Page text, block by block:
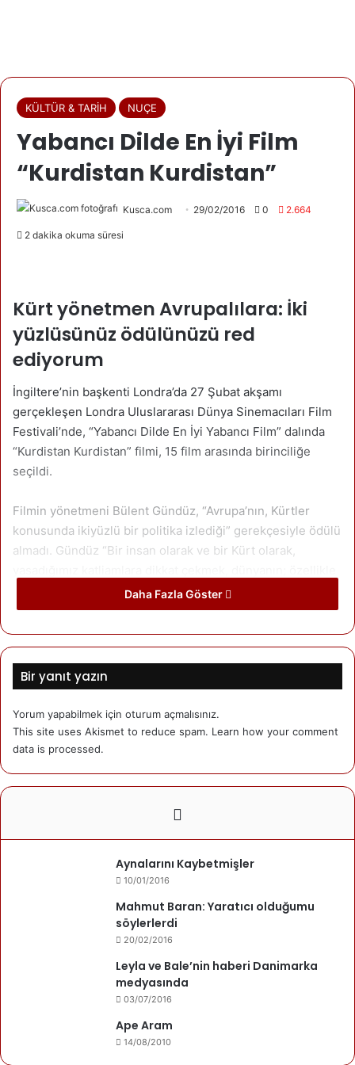
KÜLTÜR & TARİH NUÇE
Yabancı Dilde En İyi Film
“Kurdistan Kurdistan”
Kusca.com 29/02/2016 0 2.664
2 dakika okuma süresi
Kürt yönetmen Avrupalılara: İki
yüzlüsünüz ödülünüzü red
ediyorum
İngiltere’nin başkenti Londra’da 27 Şubat akşamı
gerçekleşen Londra Uluslararası Dünya Sinemacıları Film
Festivali’nde, “Yabancı Dilde En İyi Yabancı Film” dalında
“Kurdistan Kurdistan” filmi, 15 film arasında birinciliğe
seçildi.
Filmin yönetmeni Bülent Gündüz, “Avrupa’nın, Kürtler
konusunda ikiyüzlü bir politika izlediği” gerekçesiyle ödülü
almadı. Gündüz “Bir insan olarak ve bir Kürt olarak,
Avrupa (İngiltere, Fransa ve Almanya) ülkelerinin Kürt
sorununa karşı sergilediği ikiyüzlü tavra dikkat çekmek
Festival jürisine tekrar teşekkürlerimi sunuyor, hepinizi
saygıyla selamlıyorum.” ifadelerini kullandı.
Rûdaw’dan Emrah Akbulak‘a konuşan Gündüz, “Bugüne
kadar uluslararası platformlarda aldığımız ödülleri, göç
yollarında kaybettiğimiz çocuklara ve katliama maruz kalan
olaya adadık. Bu trajediye sessiz kalanlara karşı böyle bir
protestonun daha anlamlı olacağını düşündüm” dedi
üzerindeki etkisinin küçümsenmeyecek kadar önemli
olduğunu” söyleyen bülent Gündüz, şunları dile getirdi:
“Bu tavrımızın devletlerin politikalarını etkilemeyeceği
açıktır ama salonda birçok ülkeden yönetmenler vardı. Bu
anlamda biz sanatçılar insani olarak bu duruma dikkat
çekerek, bir lobi oluşturabiliriz. Tavrımızı gayet nazik bir
dille ifade ettik. Orada bize destek sunan sanatçıların kendi
ülkelerinde soruna dikkat çekmesi bir kazanımdır.”
Daha Fazla Göster
Bir yanıt yazın
Yorum yapabilmek için oturum açmalısınız.
This site uses Akismet to reduce spam. Learn how your comment
data is processed.
Aynalarını Kaybetmişler
10/01/2016
Mahmut Baran: Yaratıcı olduğumu
söylerlerdi
20/02/2016
Leyla ve Bale’nin haberi Danimarka
medyasında
03/07/2016
Ape Aram
14/08/2010